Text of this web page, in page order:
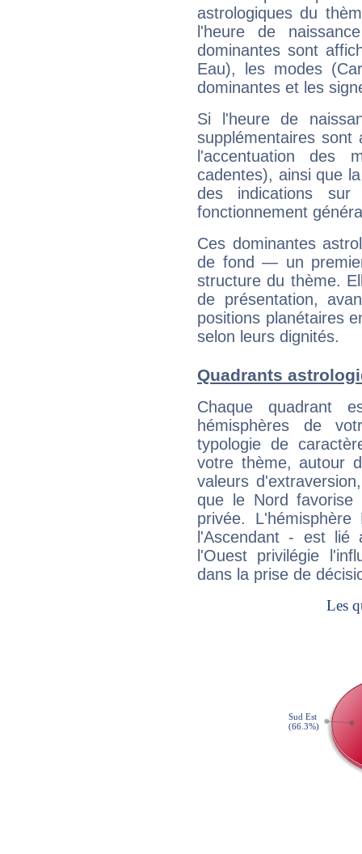
astrologiques du
l'heure de
dominantes sont
Eau), les modes
dominantes et les
Si l'heure de
supplémentaires sont
l'accentuation des
cadentes), ainsi que
des indications sur
fonctionnement
Ces dominantes
de fond — un
structure du thème.
de présentation,
positions planétaires
selon leurs dignités.
Quadrants
Chaque quadrant
hémisphères de
typologie de
votre thème, autour
valeurs
que le Nord favorise
privée.
l'Ascendant - est
l'Ouest privilégie
dans la prise de